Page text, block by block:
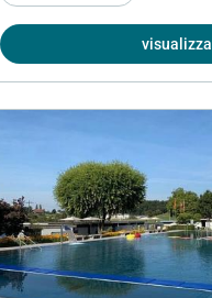
visualizza